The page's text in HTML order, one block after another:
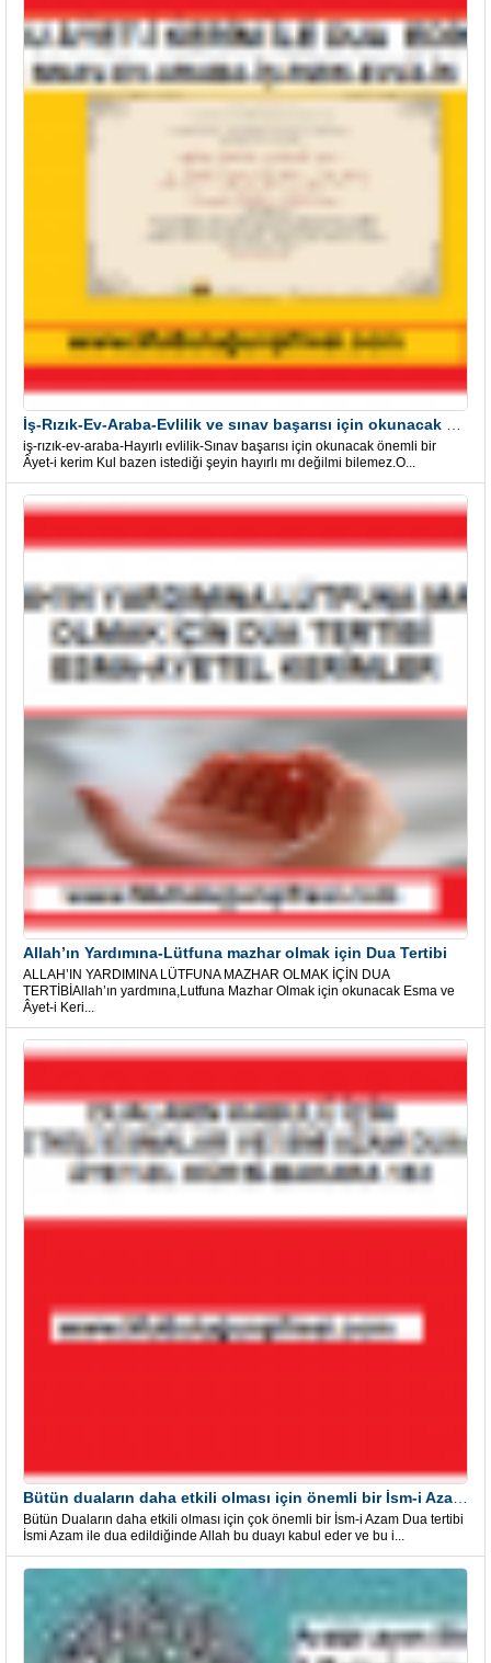
iş-rızık-ev-araba-Hayırlı evlilik-Sınav başarısı için okunacak önemli bir
Âyet-i kerim Kul bazen istediği şeyin hayırlı mı değilmi bilemez.O...
Allah’ın Yardımına-Lütfuna mazhar olmak için Dua Tertibi
ALLAH’IN YARDIMINA LÜTFUNA MAZHAR OLMAK İÇİN DUA
TERTİBİAllah’ın yardmına,Lutfuna Mazhar Olmak için okunacak Esma ve
Âyet-i Keri...
Bütün Duaların daha etkili olması için çok önemli bir İsm-i Azam Dua tertibi
İsmi Azam ile dua edildiğinde Allah bu duayı kabul eder ve bu i...